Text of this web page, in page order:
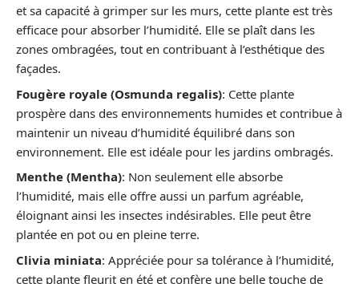
et sa capacité à grimper sur les murs, cette plante est très
efficace pour absorber l’humidité. Elle se plaît dans les
zones ombragées, tout en contribuant à l’esthétique des
façades.
Fougère royale (Osmunda regalis): Cette plante
prospère dans des environnements humides et contribue à
maintenir un niveau d’humidité équilibré dans son
environnement. Elle est idéale pour les jardins ombragés.
Menthe (Mentha): Non seulement elle absorbe
l’humidité, mais elle offre aussi un parfum agréable,
éloignant ainsi les insectes indésirables. Elle peut être
plantée en pot ou en pleine terre.
Clivia miniata: Appréciée pour sa tolérance à l’humidité,
cette plante fleurit en été et confère une belle touche de